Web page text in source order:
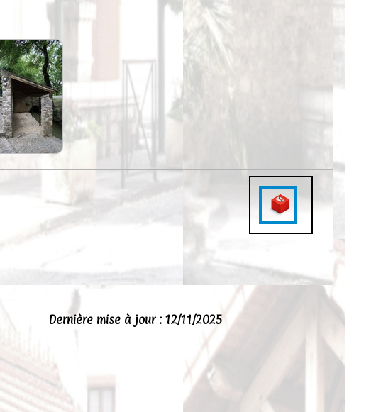
Dernière mise à jour : 12/11/2025